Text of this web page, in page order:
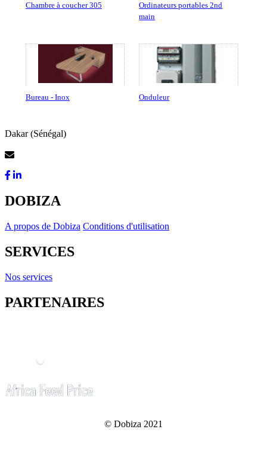
Chambre à coucher 305
Ordinateurs portables 2nd
main
Bureau - Inox Onduleur
Dakar (Sénégal)
DOBIZA
A propos de Dobiza Conditions d'utilisation
SERVICES
Nos services
PARTENAIRES
© Dobiza 2021